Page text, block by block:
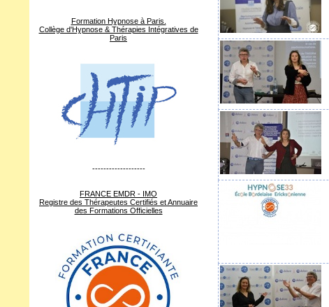
Formation Hypnose à Paris.
Collège d'Hypnose & Thérapies Intégratives de
Paris
-------------------
FRANCE EMDR - IMO
Registre des Thérapeutes Certifiés et Annuaire
des Formations Officielles